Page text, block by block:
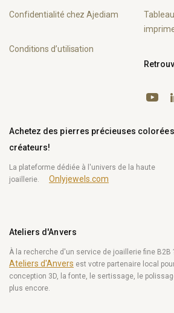
Confidentialité chez Ajediam
Conditions d’utilisation
Achetez des pierres précieuses
créateurs!
La plateforme dédiée à l'univers de la haute
joaillerie.
Onlyjewels.com
Ateliers d'Anvers
À la recherche d'un service de joaillerie fine B2B
Ateliers d'Anvers est votre partenaire local
conception 3D, la fonte, le sertissage, le
plus encore.